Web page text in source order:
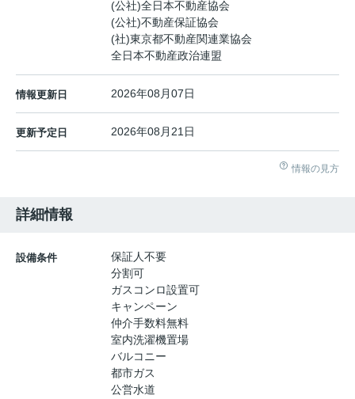
(公社)全日本不動産協会
(公社)不動産保証協会
(社)東京都不動産関連業協会
全日本不動産政治連盟
情報更新日 2026年08月07日
更新予定日 2026年08月21日
情報の見方
詳細情報
設備条件
保証人不要
分割可
ガスコンロ設置可
キャンペーン
仲介手数料無料
室内洗濯機置場
バルコニー
都市ガス
公営水道